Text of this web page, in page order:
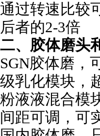
通过转速比较
后者的2-3倍
二、胶体磨头
SGN胶体磨，
级乳化模块，
粉液液混合模
间距可调，可